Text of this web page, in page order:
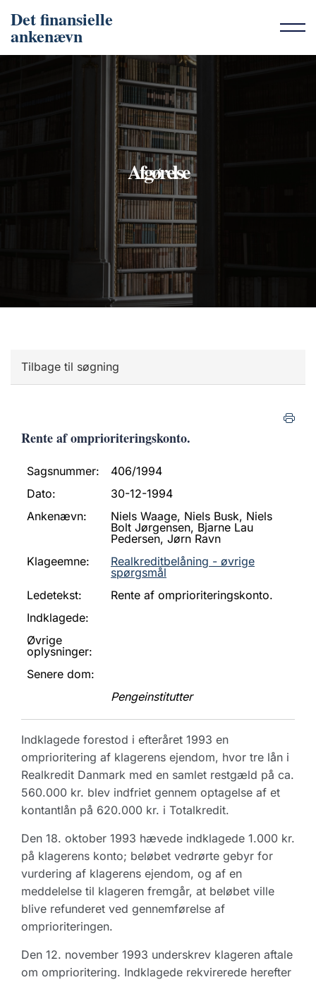
Det finansielle
ankenævn
Afgørelse
Tilbage til søgning
Rente af omprioriteringskonto.
Sagsnummer:
406/1994
Dato:
30-12-1994
Ankenævn:
Niels Waage, Niels Busk, Niels
Bolt Jørgensen, Bjarne Lau
Pedersen, Jørn Ravn
Klageemne:
Realkreditbelåning - øvrige
spørgsmål
Ledetekst:
Rente af omprioriteringskonto.
Indklagede:
Øvrige
oplysninger:
Senere dom:
Pengeinstitutter
Indklagede forestod i efteråret 1993 en
omprioritering af klagerens ejendom, hvor tre lån i
Realkredit Danmark med en samlet restgæld på ca.
560.000 kr. blev indfriet gennem optagelse af et
kontantlån på 620.000 kr. i Totalkredit.
Den 18. oktober 1993 hævede indklagede 1.000 kr.
på klagerens konto; beløbet vedrørte gebyr for
vurdering af klagerens ejendom, og af en
meddelelse til klageren fremgår, at beløbet ville
blive refunderet ved gennemførelse af
omprioriteringen.
Den 12. november 1993 underskrev klageren aftale
om omprioritering. Indklagede rekvirerede herefter